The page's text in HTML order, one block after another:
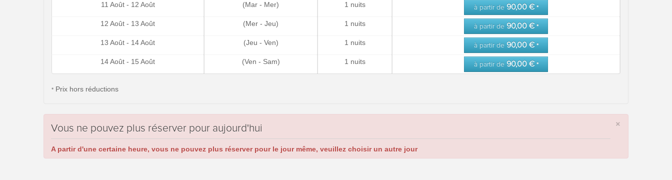
11 Août - 12 Août (Mar - Mer) 1 nuits à partir de 90,00 € *
12 Août - 13 Août (Mer - Jeu) 1 nuits à partir de 90,00 € *
13 Août - 14 Août (Jeu - Ven) 1 nuits à partir de 90,00 € *
14 Août - 15 Août (Ven - Sam) 1 nuits à partir de 90,00 € *
* Prix hors réductions
×
Vous ne pouvez plus réserver pour aujourd'hui
A partir d'une certaine heure, vous ne pouvez plus réserver pour le jour même, veuillez choisir un autre jour